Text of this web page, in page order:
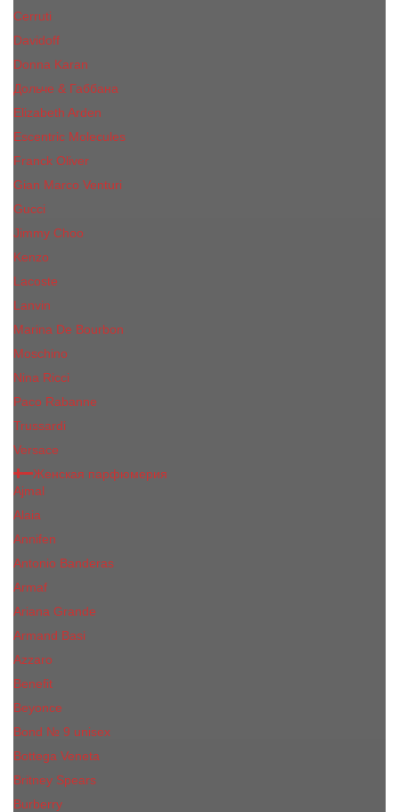
Cerruti
Davidoff
Donna Karan
Дольче & Габбана
Elizabeth Arden
Escentric Molecules
Franck Oliver
Gian Marco Venturi
Gucci
Jimmy Choo
Kenzo
Lacoste
Lanvin
Marina De Bourbon
Moschino
Nina Ricci
Paco Rabanne
Trussardi
Versace
Женская парфюмерия
Ajmal
Alaia
Annifen
Antonio Banderas
Armaf
Ariana Grande
Armand Basi
Azzaro
Benefit
Beyonce
Bond № 9 unisex
Bottega Veneta
Britney Spears
Burberry